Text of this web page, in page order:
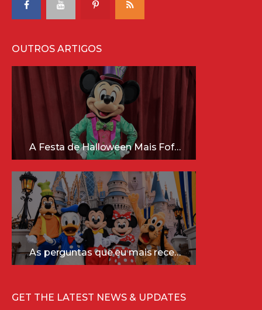
OUTROS ARTIGOS
A Festa de Halloween Mais Fofa da Disney Está Chegando!
As perguntas que eu mais recebo sobre a Disney (e as respostas mais sinceras!)
GET THE LATEST NEWS & UPDATES